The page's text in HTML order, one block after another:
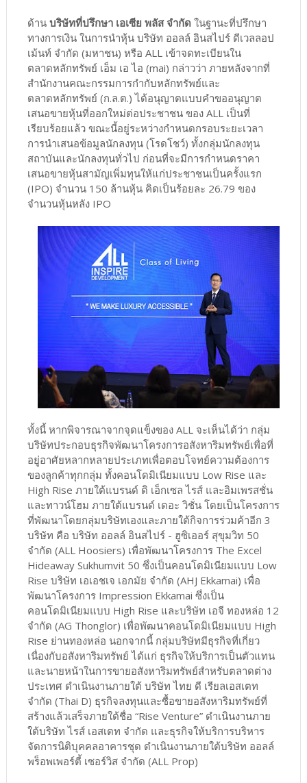
ด้าน บริษัทที่ปรึกษา เอเซีย พลัส จำกัดในฐานะที่ปรึกษา
ทางการเงิน ในการนำหุ้น บริษัท ออลล์ อินสไปร์ ดีเวลลอป
เม้นท์ จำกัด (มหาชน) หรือ ALL เข้าจดทะเบียนใน
ตลาดหลักทรัพย์ เอ็ม เอ ไอ (mai) กล่าวว่า ภายหลังจากที่
สำนักงานคณะกรรมการกำกับหลักทรัพย์และ
ตลาดหลักทรัพย์ (ก.ล.ต.) ได้อนุญาตแบบคำขออนุญาต
เสนอขายหุ้นที่ออกใหม่ต่อประชาชน ของ ALL เป็นที่
เรียบร้อยแล้ว ขณะนี้อยู่ระหว่างกำหนดกรอบระยะเวลา
การนำเสนอข้อมูลนักลงทุน (โรดโชว์) ทั้งกลุ่มนักลงทุน
สถาบันและนักลงทุนทั่วไป ก่อนที่จะมีการกำหนดราคา
เสนอขายหุ้นสามัญเพิ่มทุนให้แก่ประชาชนเป็นครั้งแรก
(IPO) จำนวน 150 ล้านหุ้น คิดเป็นร้อยละ 26.79 ของ
จำนวนหุ้นหลัง IPO
ทั้งนี้ หากพิจารณาจากจุดแข็งของ ALL จะเห็นได้ว่า กลุ่ม
บริษัทประกอบธุรกิจพัฒนาโครงการอสังหาริมทรัพย์เพื่อที่
อยู่อาศัยหลากหลายประเภทเพื่อตอบโจทย์ความต้องการ
ของลูกค้าทุกกลุ่ม ทั้งคอนโดมิเนียมแบบ Low Rise และ
High Rise ภายใต้แบรนด์ ดิ เอ็กเซล ไรส์ และอิมเพรสชั่น
และทาวน์โฮม ภายใต้แบรนด์ เดอะ วิชั่น โดยเป็นโครงการ
ที่พัฒนาโดยกลุ่มบริษัทเองและภายใต้กิจการร่วมค้าอีก 3
บริษัท คือ บริษัท ออลล์ อินสไปร์ - ฮูซิเออร์ สุขุมวิท 50
จำกัด (ALL Hoosiers) เพื่อพัฒนาโครงการ The Excel
Hideaway Sukhumvit 50 ซึ่งเป็นคอนโดมิเนียมแบบ Low
Rise บริษัท เอเอชเจ เอกมัย จำกัด (AHJ Ekkamai) เพื่อ
พัฒนาโครงการ Impression Ekkamai ซึ่งเป็น
คอนโดมิเนียมแบบ High Rise และบริษัท เอจี ทองหล่อ 12
จำกัด (AG Thonglor) เพื่อพัฒนาคอนโดมิเนียมแบบ High
Rise ย่านทองหล่อ นอกจากนี้ กลุ่มบริษัทมีธุรกิจที่เกี่ยว
เนื่องกับอสังหาริมทรัพย์ ได้แก่ ธุรกิจให้บริการเป็นตัวแทน
และนายหน้าในการขายอสังหาริมทรัพย์สำหรับตลาดต่าง
ประเทศ ดำเนินงานภายใต้ บริษัท ไทย ดี เรียลเอสเตท
จำกัด (Thai D) ธุรกิจลงทุนและซื้อขายอสังหาริมทรัพย์ที่
สร้างแล้วเสร็จภายใต้ชื่อ “Rise Venture” ดำเนินงานภาย
ใต้บริษัท ไรส์ เอสเตท จำกัด และธุรกิจให้บริการบริหาร
จัดการนิติบุคคลอาคารชุด ดำเนินงานภายใต้บริษัท ออลล์
พร็อพเพอร์ตี้ เซอร์วิส จำกัด (ALL Prop)